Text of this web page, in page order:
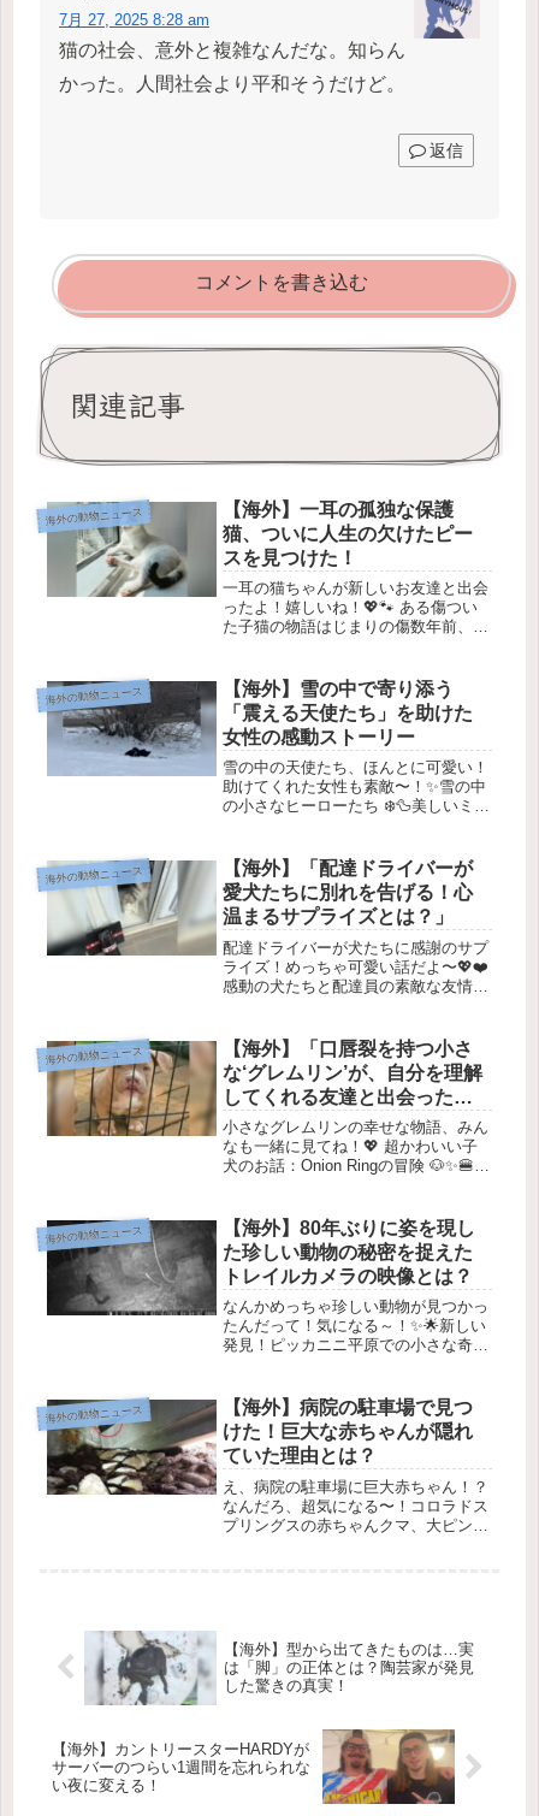
7月 27, 2025 8:28 am
猫の社会、意外と複雑なんだな。知らん
かった。人間社会より平和そうだけど。
返信
コメントを書き込む
関連記事
海外の動物ニュース
【海外】一耳の孤独な保護
猫、ついに人生の欠けたピー
スを見つけた！
一耳の猫ちゃんが新しいお友達と出会
ったよ！嬉しいね！💖🐾 ある傷つい
た子猫の物語はじまりの傷数年前、ア
た。なんと彼女の片耳がなく、顔には
深い傷があったんです。😢 「どうし
てこん...
海外の動物ニュース
【海外】雪の中で寄り添う
「震える天使たち」を助けた
女性の感動ストーリー
雪の中の天使たち、ほんとに可愛い！
助けてくれた女性も素敵〜！✨雪の中
の小さなヒーローたち ❄️🦆美しいミル
ハム公園を散歩していたローラという
女性が、不思議な光景に出くわしま...
海外の動物ニュース
【海外】「配達ドライバーが
愛犬たちに別れを告げる！心
温まるサプライズとは？」
配達ドライバーが犬たちに感謝のサプ
ライズ！めっちゃ可愛い話だよ〜💖❤️
感動の犬たちと配達員の素敵な友情
アダリンドと一緒に新しい生活を始め
ました。新しい近所で友達を作る...
海外の動物ニュース
【海外】「口唇裂を持つ小さ
な‘グレムリン’が、自分を理解
してくれる友達と出会った喜
び」
小さなグレムリンの幸せな物語、みん
なも一緒に見てね！💖 超かわいい子
犬のお話：Onion Ringの冒険 🐶✨🍔
のボーダーテイルズレスキューに、ち
っちゃなブルドッグの子犬...
海外の動物ニュース
【海外】80年ぶりに姿を現し
た珍しい動物の秘密を捉えた
トレイルカメラの映像とは？
なんかめっちゃ珍しい動物が見つかっ
たんだって！気になる～！✨🌟新しい
発見！ピッカニニ平原での小さな奇跡
平原野生動物保護区での素敵なお話を
紹介するよ😊🦅 多様な動物たちこの
保護...
海外の動物ニュース
【海外】病院の駐車場で見つ
けた！巨大な赤ちゃんが隠れ
ていた理由とは？
え、病院の駐車場に巨大赤ちゃん！？
なんだろ、超気になる〜！コロラドス
プリングスの赤ちゃんクマ、大ピンチ
【海外】型から出てきたものは…実
は「脚」の正体とは？陶芸家が発見
した驚きの真実！
【海外】カントリースターHARDYが
サーバーのつらい1週間を忘れられな
い夜に変える！